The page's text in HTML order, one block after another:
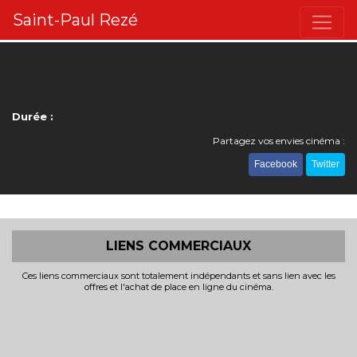
Saint-Paul Rezé
Durée :
Partagez vos envies cinéma :
Facebook Twitter
LIENS COMMERCIAUX
Ces liens commerciaux sont totalement indépendants et sans lien avec les
offres et l'achat de place en ligne du cinéma.